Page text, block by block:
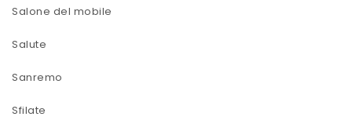
Salone del mobile
Salute
Sanremo
Sfilate